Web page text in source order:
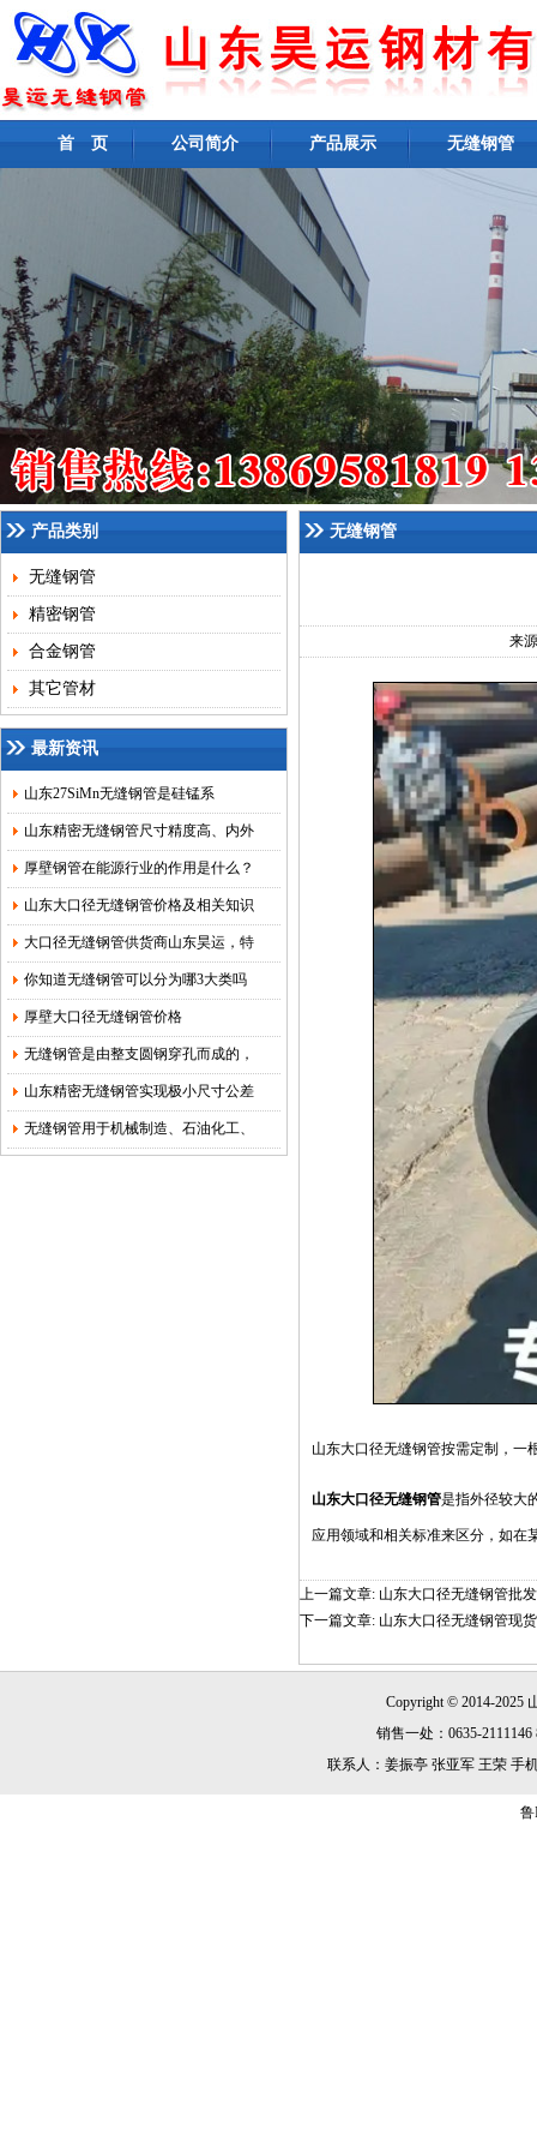
首 页 公司简介 产品展示 无缝钢管
产品类别
无缝钢管
精密钢管
合金钢管
其它管材
最新资讯
山东27SiMn无缝钢管是硅锰系
山东精密无缝钢管尺寸精度高、内外
厚壁钢管在能源行业的作用是什么？
山东大口径无缝钢管价格及相关知识
大口径无缝钢管供货商山东昊运，特
你知道无缝钢管可以分为哪3大类吗
厚壁大口径无缝钢管价格
无缝钢管是由整支圆钢穿孔而成的，
山东精密无缝钢管实现极小尺寸公差
无缝钢管用于机械制造、石油化工、
无缝钢管
来
山东大口径无缝钢管按需定制，一
山东大口径无缝钢管是指外径较大
应用领域和相关标准来区分，如在
上一篇文章: 山东大口径无缝钢管批
下一篇文章: 山东大口径无缝钢管现
Copyright © 2014-2025
销售一处：0635-2111146
联系人：姜振亭 张亚军 王荣 手
鲁